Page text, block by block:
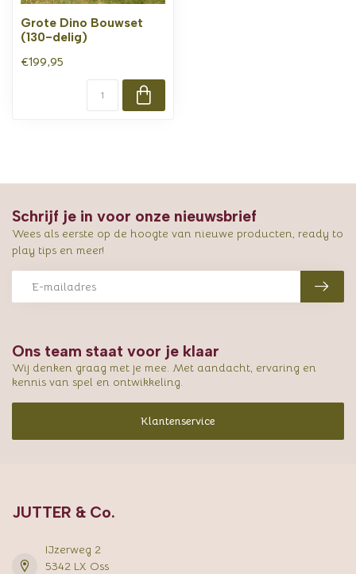
Grote Dino Bouwset
(130-delig)
€199,95
Ons team staat voor je klaar
Wij denken graag met je mee. Met aandacht, ervaring en
kennis van spel en ontwikkeling.
Klantenservice
Schrijf je in voor onze nieuwsbrief
Wees als eerste op de hoogte van nieuwe producten, ready to
play tips en meer!
JUTTER & Co.
IJzerweg 2
5342 LX Oss